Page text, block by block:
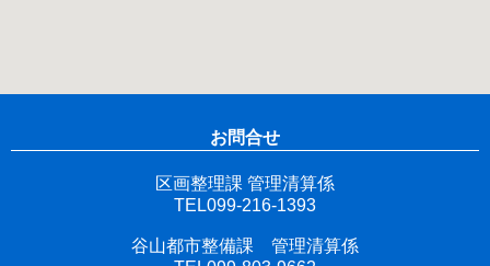
お問合せ
区画整理課 管理清算係
TEL099-216-1393
谷山都市整備課 管理清算係